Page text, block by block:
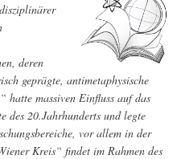
deren
geprägte, antimetaphysische
hatte massiven Einfluss auf das
des 20.Jahrhunderts und legte
vor allem in der
Kreis“ findet im Rahmen des